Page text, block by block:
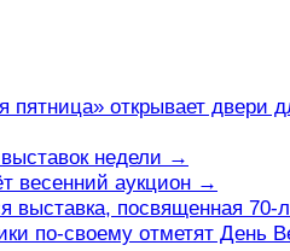
пятница» открывает двери
недели →
весенний аукцион →
выставка, посвященная
по-своему отметят День